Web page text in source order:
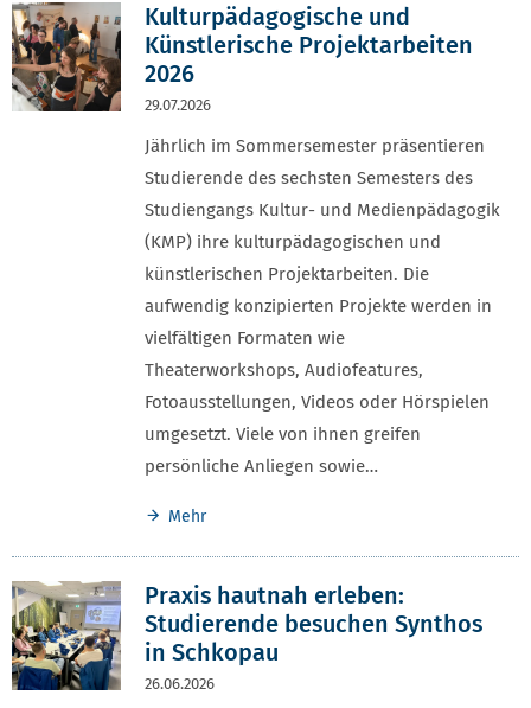
Kulturpädagogische und
Künstlerische Projektarbeiten
2026
29.07.2026
Jährlich im Sommersemester präsentieren
Studierende des sechsten Semesters des
Studiengangs Kultur- und Medienpädagogik
(KMP) ihre kulturpädagogischen und
künstlerischen Projektarbeiten. Die
aufwendig konzipierten Projekte werden in
vielfältigen Formaten wie
Theaterworkshops, Audiofeatures,
Fotoausstellungen, Videos oder Hörspielen
umgesetzt. Viele von ihnen greifen
persönliche Anliegen sowie…
Mehr
Praxis hautnah erleben:
Studierende besuchen Synthos
in Schkopau
26.06.2026